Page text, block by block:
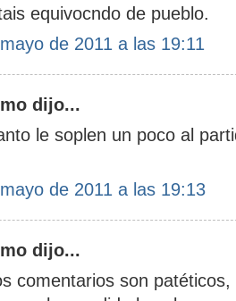
equivocndo de pueblo.
de 2011 a las 19:11
dijo...
le soplen un poco al
de 2011 a las 19:13
dijo...
comentarios son